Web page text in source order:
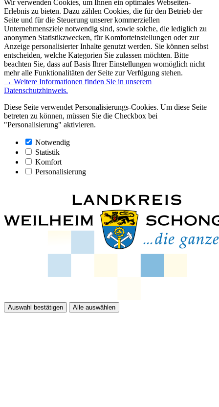
Wir verwenden Cookies, um Ihnen ein optimales Webseiten-
Erlebnis zu bieten. Dazu zählen Cookies, die für den Betrieb der
Seite und für die Steuerung unserer kommerziellen
Unternehmensziele notwendig sind, sowie solche, die lediglich zu
anonymen Statistikzwecken, für Komforteinstellungen oder zur
Anzeige personalisierter Inhalte genutzt werden. Sie können selbst
entscheiden, welche Kategorien Sie zulassen möchten. Bitte
beachten Sie, dass auf Basis Ihrer Einstellungen womöglich nicht
mehr alle Funktionalitäten der Seite zur Verfügung stehen.
→ Weitere Informationen finden Sie in unserem
Datenschutzhinweis.
Diese Seite verwendet Personalisierungs-Cookies. Um diese Seite
betreten zu können, müssen Sie die Checkbox bei
"Personalisierung" aktivieren.
Notwendig
Statistik
Komfort
Personalisierung
Auswahl bestätigen Alle auswählen